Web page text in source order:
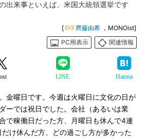
出来事といえば、米国大統領選挙です
[ 齊藤由希 ，MONOist]
PC用表示
関連情報
LINE Hatena
金曜日です。今週は火曜日に文化の日が
ーでは祝日でした。会社（あるいは業
で稼働日だった方、月曜日も休んで4連
け休んだ方、どの過ごし方が多かった